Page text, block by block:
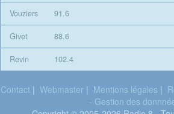
Vouziers 91.6
Givet 88.6
Revin 102.4
Contact| Webmaster| Mentions légales |
- Gestion des